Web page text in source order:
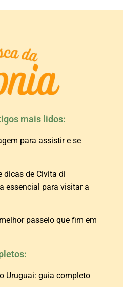
mais lidos:
para assistir e se
dicas de Civita di
essencial para visitar a
passeio que fim em
Uruguai: guia completo